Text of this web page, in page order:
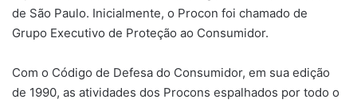
de São Paulo. Inicialmente, o Procon foi chamado de
Grupo Executivo de Proteção ao Consumidor.
Com o Código de Defesa do Consumidor, em sua edição
de 1990, as atividades dos Procons espalhados por todo o